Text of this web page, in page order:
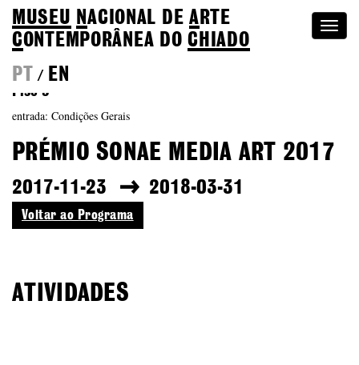
MUSEU NACIONAL DEA RTE
CONTEMPORÂNEA DOCHIADO
PT
/ EN
Piso 3
entrada: Condições Gerais
PRÉMIO SONAE MEDIA ART 2017
2017-11-23 2018-03-31
Voltar ao Programa
ATIVIDADES